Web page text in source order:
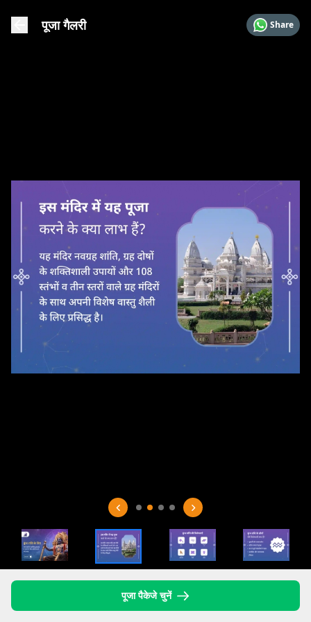
पूजा गैलरी Share
पूजा पैकेजे चुनें